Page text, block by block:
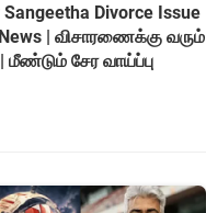
Sangeetha Divorce Issue
| விசாரணைக்கு வரும்
மீண்டும் சேர வாய்ப்பு